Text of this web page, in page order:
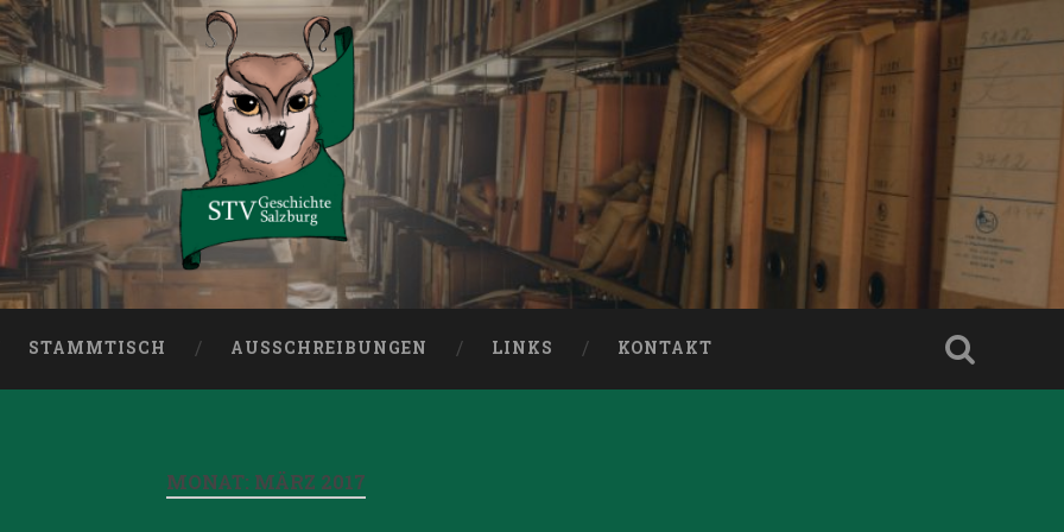
STAMMTISCH AUSSCHREIBUNGEN LINKS KONTAKT
MONAT: MÄRZ 2017